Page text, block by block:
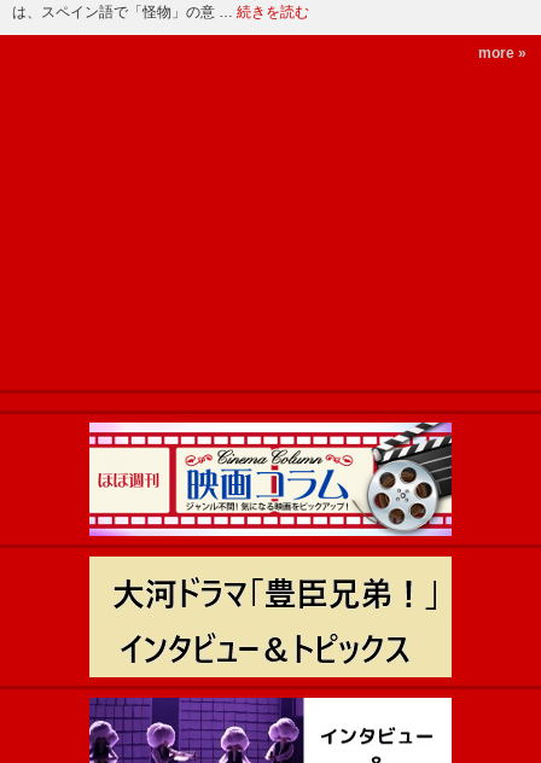
は、スペイン語で「怪物」の意 … 続きを読む
more »